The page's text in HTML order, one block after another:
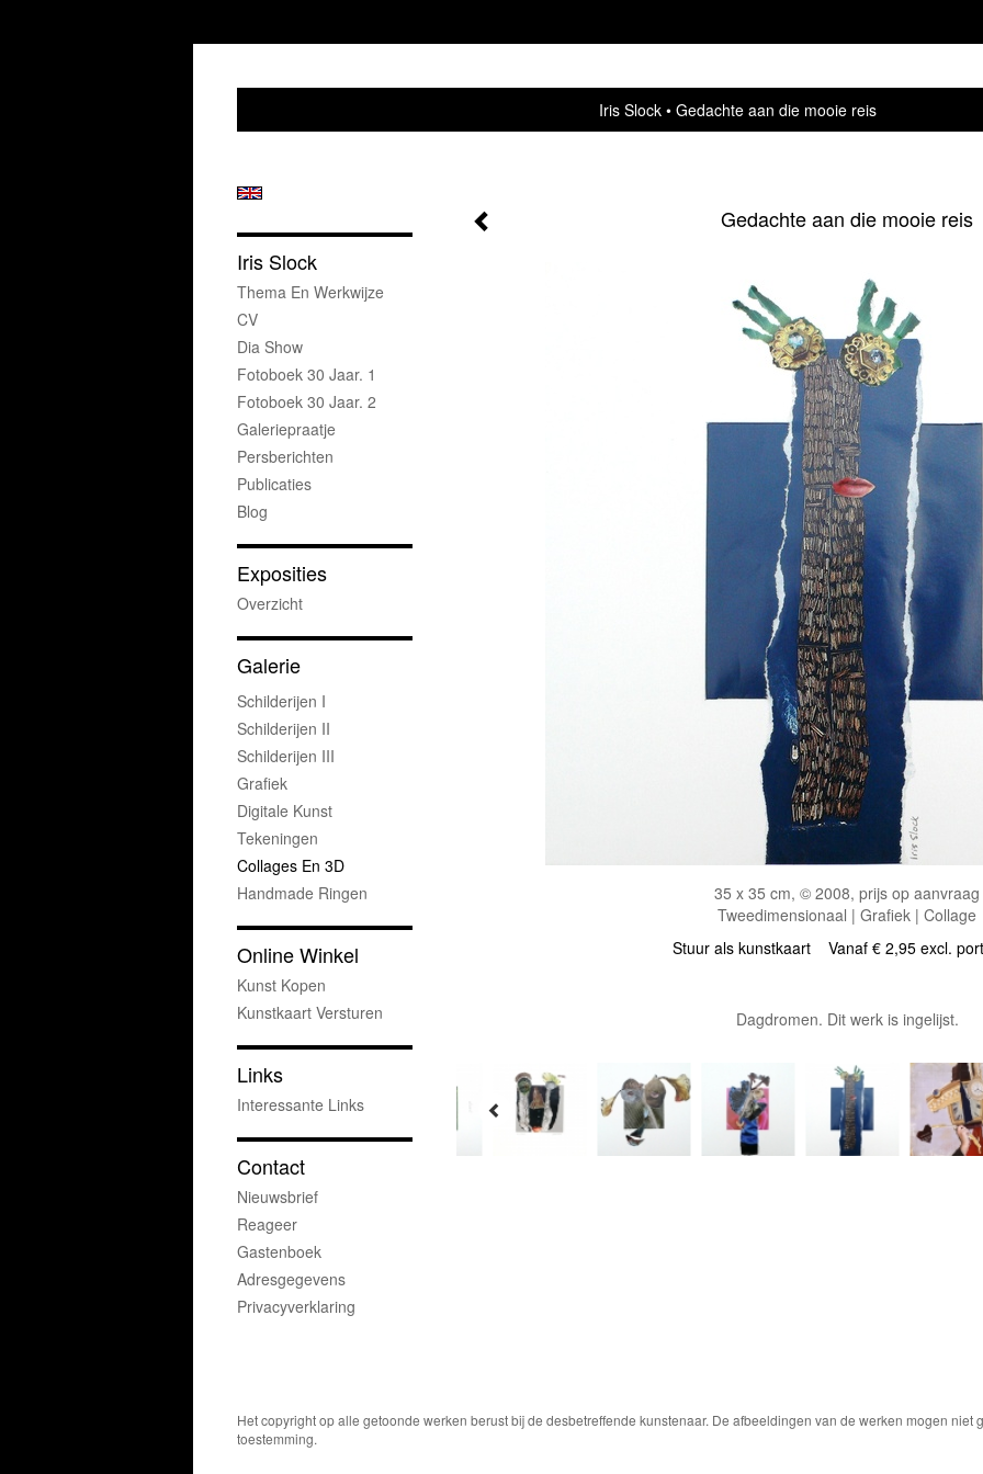
Iris Slock Gedachte aan die mooie reis
Gedachte aan die mooie reis
35 x 35 cm, © 2008, prijs op aanvraag
Tweedimensionaal | Grafiek | Collage
Stuur als kunstkaart Vanaf € 2,95 excl.
Dagdromen. Dit werk is ingelijst.
Iris Slock
Thema En Werkwijze
CV
Dia Show
Fotoboek 30 Jaar. 1
Fotoboek 30 Jaar. 2
Galeriepraatje
Persberichten
Publicaties
Blog
Exposities
Overzicht
Galerie
Schilderijen I
Schilderijen II
Schilderijen III
Grafiek
Digitale Kunst
Tekeningen
Collages En 3D
Handmade Ringen
Online Winkel
Kunst Kopen
Kunstkaart Versturen
Links
Interessante Links
Contact
Nieuwsbrief
Reageer
Gastenboek
Adresgegevens
Privacyverklaring
Het copyright op alle getoonde werken berust bij de desbetreffende kunstenaar. De afbeeldingen van de werken mogen niet
toestemming.